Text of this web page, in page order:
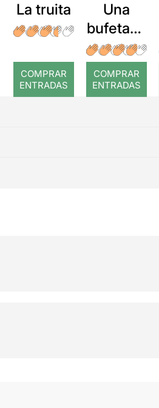
La truita
COMPRAR
ENTRADAS
Una
bufetada
a temps
COMPRAR
ENTRADAS